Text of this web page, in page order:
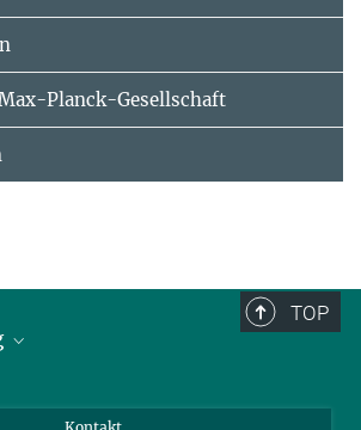
Planck-Gesellschaft
TOP